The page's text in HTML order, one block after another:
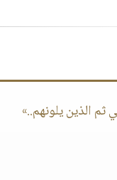
الذين يلونهم..»